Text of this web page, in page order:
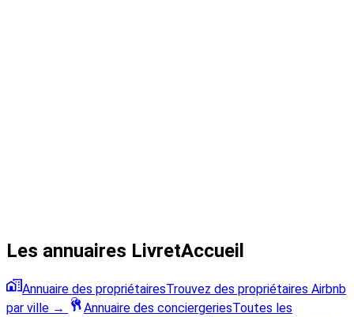
Les annuaires LivretAccueil
Annuaire des propriétairesTrouvez des propriétaires Airbnb
par ville → Annuaire des conciergeriesToutes les